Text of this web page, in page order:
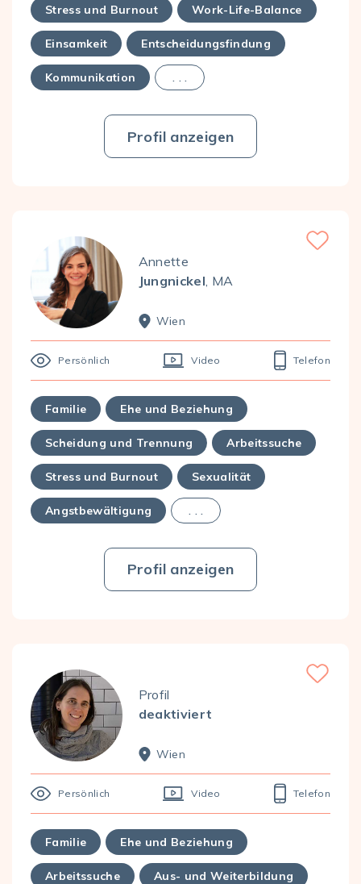
Stress und Burnout Work-Life-Balance
Einsamkeit Entscheidungsfindung
Kommunikation . . .
Profil anzeigen
Favorite
Annette
Jungnickel, MA
Wien
Persönlich Video Telefon
Familie Ehe und Beziehung
Scheidung und Trennung Arbeitssuche
Stress und Burnout Sexualität
Angstbewältigung . . .
Profil anzeigen
Favorite
Profil
deaktiviert
Wien
Persönlich Video Telefon
Familie Ehe und Beziehung
Arbeitssuche Aus- und Weiterbildung